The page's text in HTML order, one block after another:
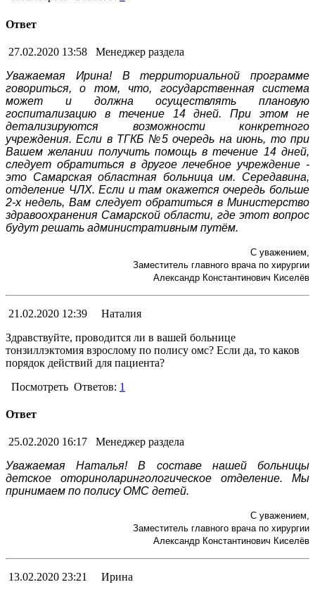
Ответ
27.02.2020 13:58
Менеджер раздела
Уважаемая Ирина! В территориальной программе
говориться, о том, что, государственная система
может и должна осуществлять плановую
госпитализацию в течение 14 дней. При этом не
детализируются возможности конкретного
учреждения. Если в ТГКБ №5 очередь на июнь, то при
Вашем желании получить помощь в течение 14 дней,
следует обратиться в другое лечебное учреждение -
это Самарская областная больница им. Середавина,
отделение ЧЛХ. Если и там окажется очередь больше
2-х недель, Вам следует обратиться в Министерство
здравоохранения Самарской области, где этот вопрос
будут решать административным путём.
С уважением,
Заместитель главного врача по хирургии
Александр Константинович Киселёв
21.02.2020 12:39
Наталия
Здравствуйте, проводится ли в вашей больнице
тонзиллэктомия взрослому по полису омс? Если да, то каков
порядок действий для пациента?
Посмотреть Ответов: 1
Ответ
25.02.2020 16:17
Менеджер раздела
Уважаемая Наталья! В составе нашей больницы
детское оториноларингологическое отделение. Мы
принимаем по полису ОМС детей.
С уважением,
Заместитель главного врача по хирургии
Александр Константинович Киселёв
13.02.2020 23:21
Ирина